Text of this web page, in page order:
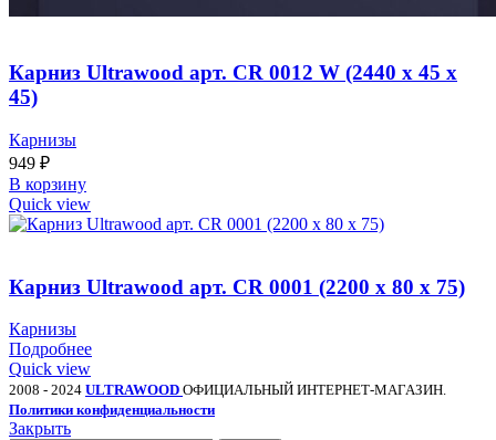
Карниз Ultrawood арт. CR 0012 W (2440 х 45 х
45)
Карнизы
949 ₽
В корзину
Quick view
Карниз Ultrawood арт. CR 0001 (2200 х 80 х 75)
Карнизы
Подробнее
Quick view
2008 - 2024 ULTRAWOOD ОФИЦИАЛЬНЫЙ ИНТЕРНЕТ-МАГАЗИН.
Политики конфиденциальности
Закрыть